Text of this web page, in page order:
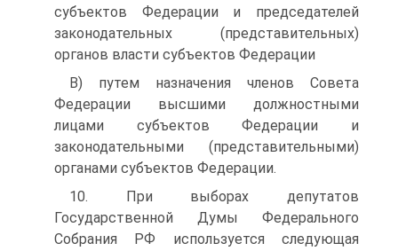
субъектов Федерации и председателей
законодательных (представительных)
органов власти субъектов Федерации
В) путем назначения членов Совета
Федерации высшими должностными
лицами субъектов Федерации и
законодательными (представительными)
органами субъектов Федерации.
10. При выборах депутатов
Государственной Думы Федерального
Собрания РФ используется следующая